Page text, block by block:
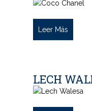
Leer Más
LECH